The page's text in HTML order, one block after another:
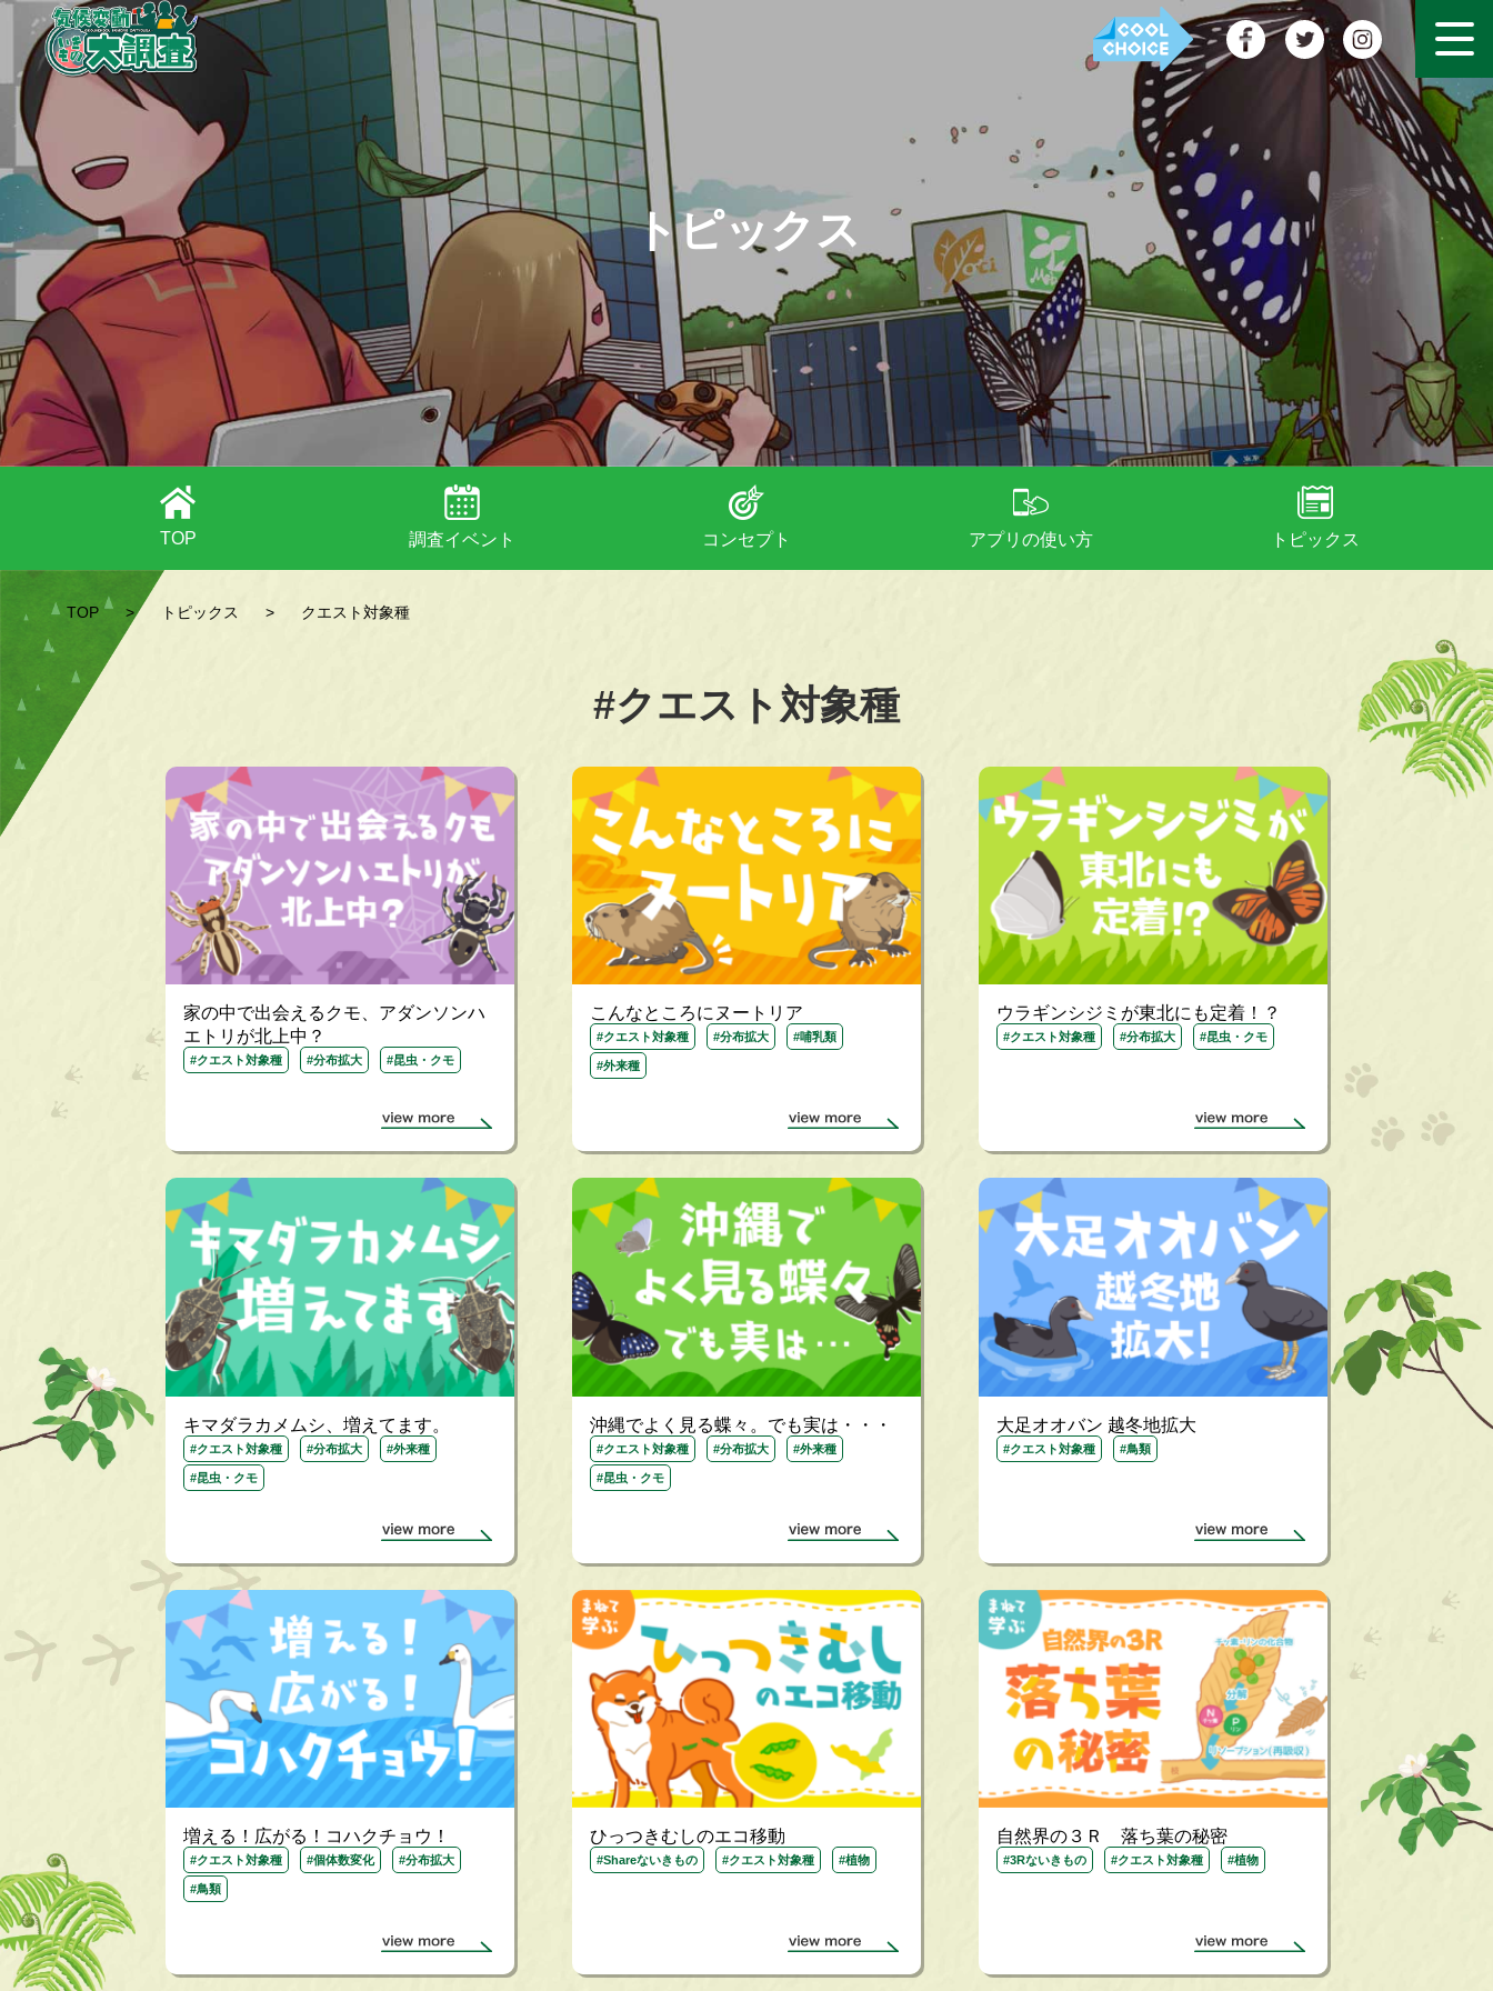
トピックス
TOP 調査イベント コンセプト アプリの使い方 トピックス
TOP > トピックス > クエスト対象種
#クエスト対象種
家の中で出会えるクモ、アダンソンハ
エトリが北上中？
#クエスト対象種 #分布拡大 #昆虫・クモ
こんなところにヌートリア
#クエスト対象種 #分布拡大 #哺乳類
#外来種
ウラギンシジミが東北にも定着！？
#クエスト対象種 #分布拡大 #昆虫・クモ
キマダラカメムシ、増えてます。
#クエスト対象種 #分布拡大 #外来種
#昆虫・クモ
沖縄でよく見る蝶々。でも実は・・・
#クエスト対象種 #分布拡大 #外来種
#昆虫・クモ
大足オオバン 越冬地拡大
#クエスト対象種 #鳥類
増える！広がる！コハクチョウ！
#クエスト対象種 #個体数変化 #分布拡大
#鳥類
ひっつきむしのエコ移動
#Shareないきもの #クエスト対象種 #植物
自然界の３Ｒ 落ち葉の秘密
#3Rないきもの #クエスト対象種 #植物